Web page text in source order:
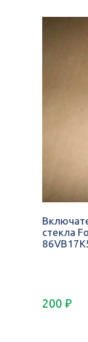
стекла
200 ₽